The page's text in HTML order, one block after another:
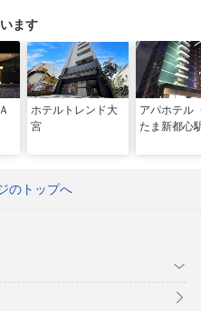
ます
ホテルトレンド大
宮
アパホテル
たま新都心
のトップへ